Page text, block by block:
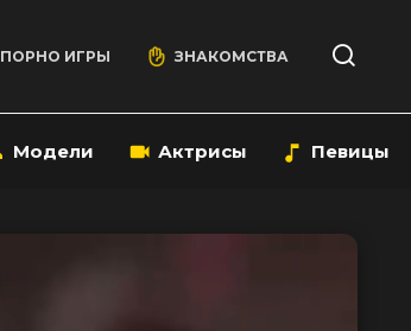
ПОРНО ИГРЫ ЗНАКОМСТВА
Модели Актрисы Певицы